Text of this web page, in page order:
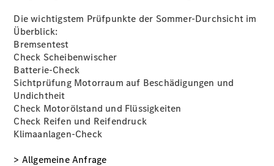
Startseite
finden
vereinbaren
Servicetermin
vereinbaren
Die wichtigstem Prüfpunkte der Sommer-Durchsicht im
Überblick:
Bremsentest
Check Scheibenwischer
Batterie-Check
Sichtprüfung Motorraum auf Beschädigungen und
Undichtheit
Check Motorölstand und Flüssigkeiten
Check Reifen und Reifendruck
Klimaanlagen-Check
> Allgemeine Anfrage